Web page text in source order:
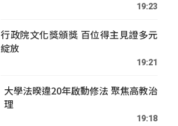
19:23
行政院文化獎頒獎 百位得主見證多元
綻放
19:21
大學法暌違20年啟動修法 聚焦高教治
理
19:18